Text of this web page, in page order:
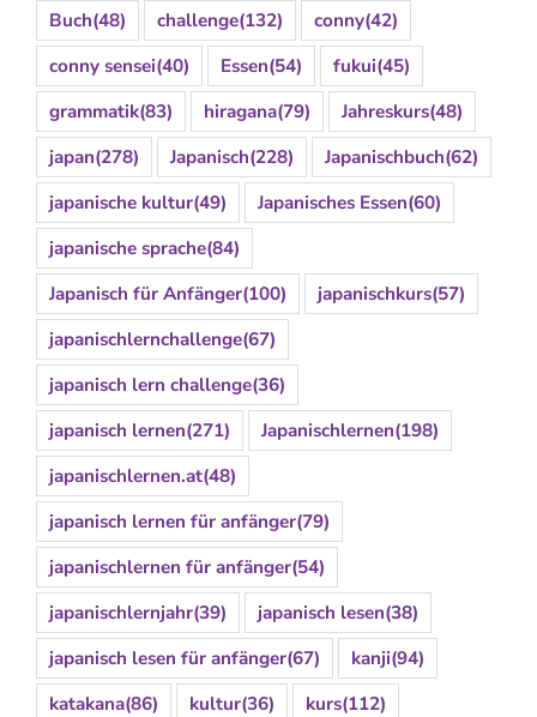
Buch(48) challenge(132) conny(42)
conny sensei(40) Essen(54) fukui(45)
grammatik(83) hiragana(79) Jahreskurs(48)
japan(278) Japanisch(228) Japanischbuch(62)
japanische kultur(49) Japanisches Essen(60)
japanische sprache(84)
Japanisch für Anfänger(100) japanischkurs(57)
japanischlernchallenge(67)
japanisch lern challenge(36)
japanisch lernen(271) Japanischlernen(198)
japanischlernen.at(48)
japanisch lernen für anfänger(79)
japanischlernen für anfänger(54)
japanischlernjahr(39) japanisch lesen(38)
japanisch lesen für anfänger(67) kanji(94)
katakana(86) kultur(36) kurs(112)